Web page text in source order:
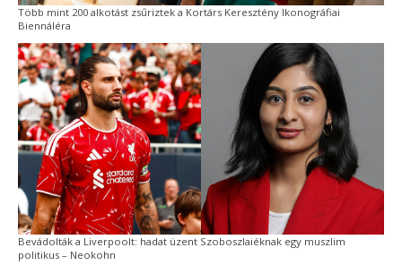
Több mint 200 alkotást zsűriztek a Kortárs Keresztény Ikonográfiai
Biennáléra
Bevádolták a Liverpoolt: hadat üzent Szoboszlaiéknak egy muszlim
politikus – Neokohn